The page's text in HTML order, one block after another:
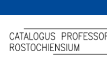
Browsen
direkt zum Inhalt